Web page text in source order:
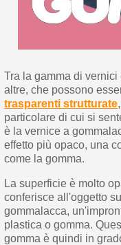
Tra la gamma di
altre, che possono
trasparenti strutturate
particolare di cui si
è la vernice a
effetto più opaco, una
come la gomma.
La superficie è molto
conferisce all'oggetto
gommalacca,
plastica o gomma.
gomma è quindi in